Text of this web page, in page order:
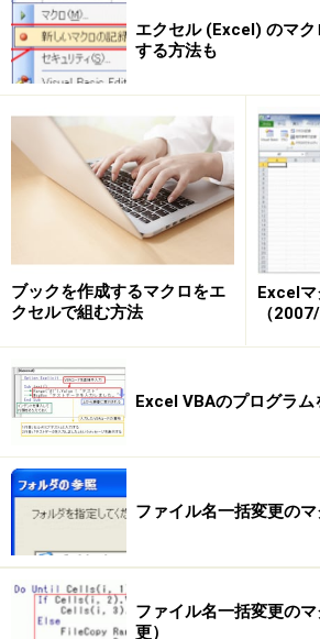
引数Destinationに別なファイル名を指
ルをコピーしながらファイル名を変更
このFileCopyステートメントは、フ
について繰り返し実行する必要があ
回もDo...Loopステートメントを使用
記述しましょう。ポイントとなるの
7行目からA列が空白になるまで
を実行する点です。
A列の7行目からA列が空白になるまで
トを実行する
ファイル名を変更するマク
エクセル (Excel) のマ
する方法も
ブックを作成するマクロをエ
クセルで組む方法
Excelマ
（
Excel VBAのプログラム
ファイル名一括変更のマ
ファイル名一括変更の
更）